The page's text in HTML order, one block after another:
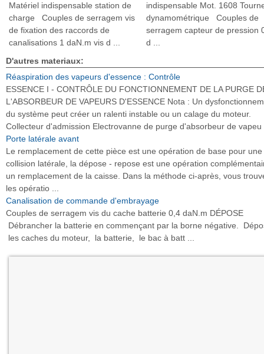
Matériel indispensable station de
charge Couples de serragem vis
de fixation des raccords de
canalisations 1 daN.m vis d ...
indispensable Mot. 1608
dynamométrique Couples de
serragem capteur de pression
d ...
D'autres materiaux:
Réaspiration des vapeurs d'essence : Contrôle
ESSENCE I - CONTRÔLE DU FONCTIONNEMENT DE LA PURGE
L'ABSORBEUR DE VAPEURS D'ESSENCE Nota : Un
du système peut créer un ralenti instable ou un calage du moteur.
Collecteur d'admission Electrovanne de purge d'absorbeur de vapeu
Porte latérale avant
Le remplacement de cette pièce est une opération de base pour une
collision latérale, la dépose - repose est une opération
un remplacement de la caisse. Dans la méthode ci-après, vous
les opératio ...
Canalisation de commande d'embrayage
Couples de serragem vis du cache batterie 0,4 daN.m DÉPOSE
Débrancher la batterie en commençant par la borne négative.
les caches du moteur, la batterie, le bac à batt ...